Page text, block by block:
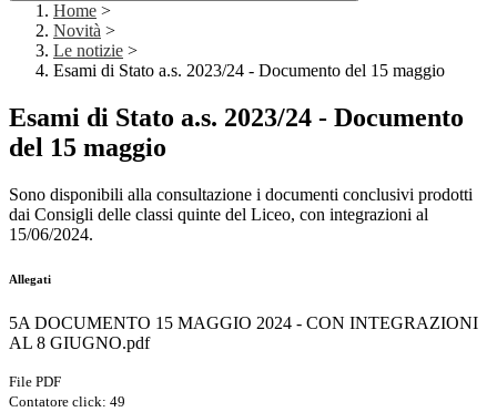
Home >
Novità >
Le notizie >
Esami di Stato a.s. 2023/24 - Documento del 15 maggio
Esami di Stato a.s. 2023/24 - Documento
del 15 maggio
Sono disponibili alla consultazione i documenti conclusivi prodotti
dai Consigli delle classi quinte del Liceo, con integrazioni al
15/06/2024.
Allegati
5A DOCUMENTO 15 MAGGIO 2024 - CON INTEGRAZIONI
AL 8 GIUGNO.pdf
File PDF
Contatore click: 49